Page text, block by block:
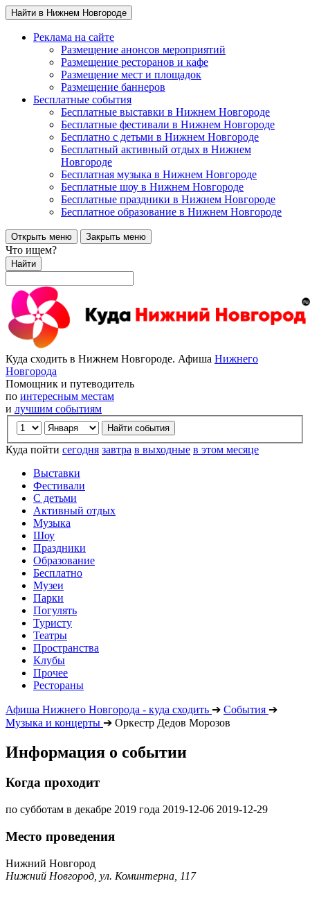
Найти в Нижнем Новгороде
Реклама на сайте
Размещение анонсов мероприятий
Размещение ресторанов и кафе
Размещение мест и площадок
Размещение баннеров
Бесплатные события
Бесплатные выставки в Нижнем Новгороде
Бесплатные фестивали в Нижнем Новгороде
Бесплатно с детьми в Нижнем Новгороде
Бесплатный активный отдых в Нижнем
Новгороде
Бесплатная музыка в Нижнем Новгороде
Бесплатные шоу в Нижнем Новгороде
Бесплатные праздники в Нижнем Новгороде
Бесплатное образование в Нижнем Новгороде
Открыть меню Закрыть меню
Что ищем?
Найти
Куда сходить в Нижнем Новгороде. Афиша Нижнего
Новгорода
Помощник и путеводитель
по интересным местам
и лучшим событиям
Куда пойти сегодня завтра в выходные в этом месяце
Выставки
Фестивали
С детьми
Активный отдых
Музыка
Шоу
Праздники
Образование
Бесплатно
Музеи
Парки
Погулять
Туристу
Театры
Пространства
Клубы
Прочее
Рестораны
Афиша Нижнего Новгорода - куда сходить ➔ События ➔
Музыка и концерты ➔ Оркестр Дедов Морозов
Информация о событии
Когда проходит
по субботам в декабре 2019 года 2019-12-06 2019-12-29
Место проведения
Нижний Новгород
Нижний Новгород, ул. Коминтерна, 117